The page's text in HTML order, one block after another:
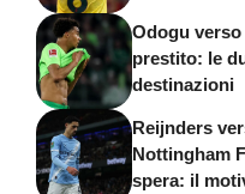
Odogu verso
prestito: le
destinazioni
Reijnders
Nottingham
spera: il